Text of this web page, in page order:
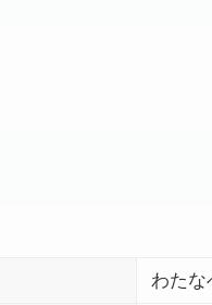
わたな